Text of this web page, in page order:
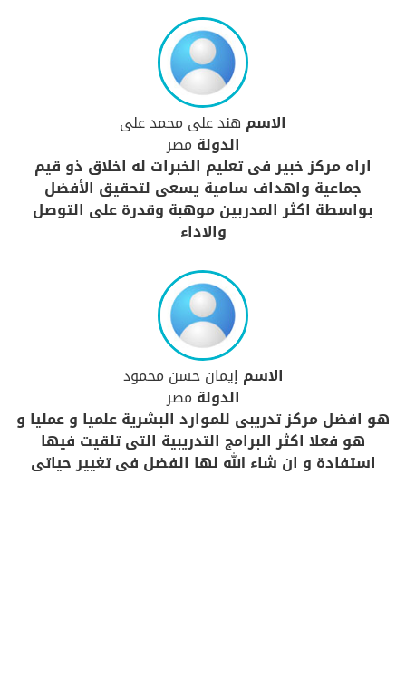
الاسم هند على محمد على
الدولة مصر
اراه مركز خبير فى تعليم الخبرات له اخلاق ذو قيم
جماعية واهداف سامية يسعى لتحقيق الأفضل
بواسطة اكثر المدربين موهبة وقدرة على التوصل
والاداء
الاسم إيمان حسن محمود
الدولة مصر
هو افضل مركز تدريبى للموارد البشرية علميا و عمليا و
هو فعلا اكثر البرامج التدريبية التى تلقيت فيها
استفادة و ان شاء الله لها الفضل فى تغيير حياتى